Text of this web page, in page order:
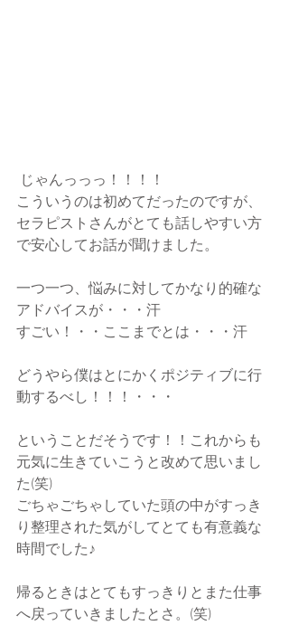
じゃんっっっ！！！！
こういうのは初めてだったのですが、
セラピストさんがとても話しやすい方
で安心してお話が聞けました。
一つ一つ、悩みに対してかなり的確な
アドバイスが・・・汗
すごい！・・ここまでとは・・・汗
どうやら僕はとにかくポジティブに行
動するべし！！！・・・
ということだそうです！！これからも
元気に生きていこうと改めて思いまし
た(笑)
ごちゃごちゃしていた頭の中がすっき
り整理された気がしてとても有意義な
時間でした♪
帰るときはとてもすっきりとまた仕事
へ戻っていきましたとさ。(笑)